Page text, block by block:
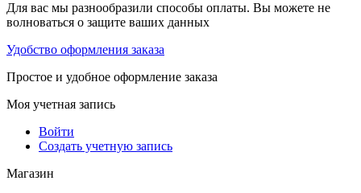
Для вас мы разнообразили способы оплаты. Вы можете не
волноваться о защите ваших данных
Удобство оформления заказа
Простое и удобное оформление заказа
Моя учетная запись
Войти
Создать учетную запись
Магазин